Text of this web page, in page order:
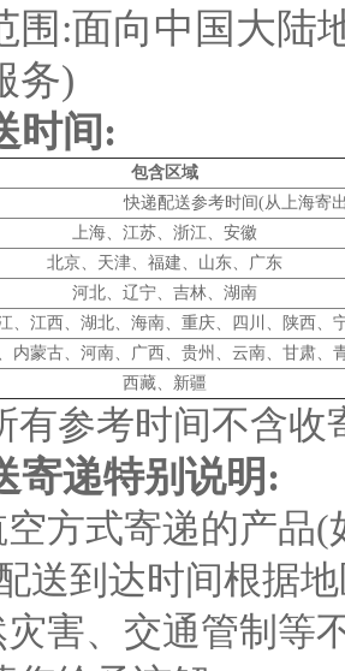
围:面向中国大陆
务)
时间:
包含区域
快递配送参考时间(从上海寄
上海、江苏、浙江、安徽
北京、天津、福建、山东、广东
河北、辽宁、吉林、湖南
、江西、湖北、海南、重庆、四川、陕西、
内蒙古、河南、广西、贵州、云南、甘肃、
西藏、新疆
有参考时间不含收
寄递特别说明:
空方式寄递的产品
送到达时间根据
灾害、交通管制等